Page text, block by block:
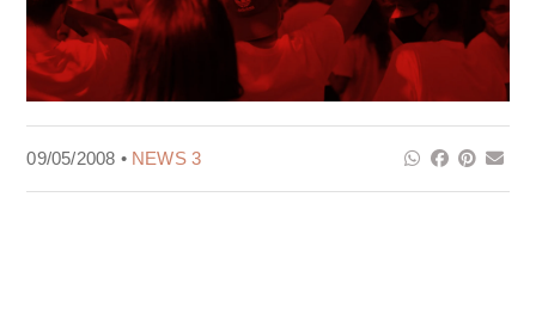
09/05/2008 • NEWS 3